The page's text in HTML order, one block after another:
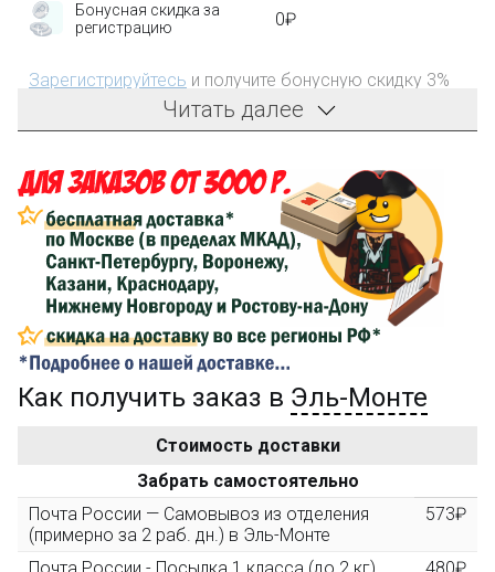
Бонусная скидка за
регистрацию
0₽
Зарегистрируйтесь и получите бонусную скидку 3%
на первый заказ!
затрат на доставку
Сделайте заказ на сумму не менее 3 000₽, оплатите
его на карту Сбербанка и получите 150₽ на
компенсацию доставки.
...на следующий заказ
Золотая скидка
персональная
10%
3000 рублей, Вы получите постоянную скидку на все
повторные заказы - 10%
Скидка за обзор
Читать далее
Как получить заказ в Эль-Монте
Стоимость доставки
Забрать самостоятельно
Почта России — Самовывоз из отделения
(примерно за 2 раб. дн.) в Эль-Монте
573₽
Почта России - Посылка 1 класса (до 2 кг)
480₽